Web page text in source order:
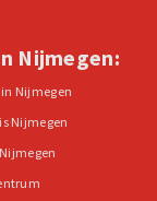
Nijmegen:
Nijmegen
Nijmegen